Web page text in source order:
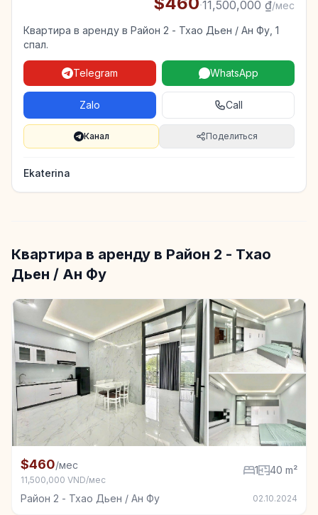
·11,500,000 ₫/мес
Квартира в аренду в Район 2 - Тхао Дьен / Ан Фу, 1
спал.
Telegram WhatsApp
Zalo Call
Канал Поделиться
Ekaterina
Квартира в аренду в Район 2 - Тхао
Дьен / Ан Фу
Квартира в аренду в Район 2 - Тхао Дьен / Ан Фу,
$460/мес
11,500,000 VND/мес
1 40 m²
Район 2 - Тхао Дьен / Ан Фу 02.10.2024